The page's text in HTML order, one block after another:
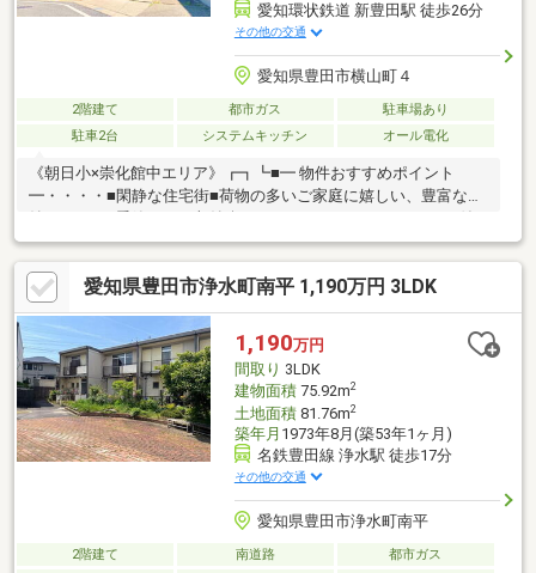
愛知環状鉄道 新豊田駅 徒歩26分
その他の交通
愛知県豊田市横山町４
2階建て 都市ガス
駐車場あり
駐車2台
システムキッチン オール電化
《朝日小×崇化館中エリア》┏┓┗■━ 物件おすすめポイント
━・・・・■閑静な住宅街■荷物の多いご家庭に嬉しい、豊富な収
き 〇豊田市内を中心に数百件の物件を取り扱っています。新築
戸建・中古戸建・売土地・マンションまで紹介しております。■
ご希望の住まい探しをお手伝いします－－－◆◇☆当社掲載物件
以外にも気になる物件ございましたら、お気軽にご相談くださ
い！ご予約方法／＞＞0120-50-8310 【通話無料】＞＞ 「資料請
求」 ボタン平日・休日問わずお好きな時間にいつでもご内覧頂け
ます♪
愛知県豊田市浄水町南平 1,190万円 3LDK
1,190万円
間取り 3LDK
建物面積75.92m2
土地面積81.76m2
築年月 1973年8月(築53年1ヶ月)
名鉄豊田線 浄水駅 徒歩17分
その他の交通
愛知県豊田市浄水町南平
2階建て 南道路
都市ガス